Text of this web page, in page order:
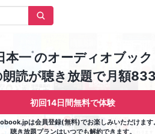
本一※のオーディオブック
読が聴き放題で月額
初回14日間無料で体験
は会員登録(無料)でお楽しみいただけます。
聴き放題プランはいつでも解約できます。